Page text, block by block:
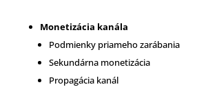
Monetizácia kanála
Podmienky priameho zarábania
Sekundárna monetizácia
Propagácia kanál